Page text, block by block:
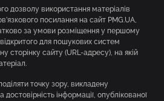
дозволу використання матеріалів
посилання на сайт PMG.UA,
за умови розміщення у першому
для пошукових систем
сторінку сайту (URL-адресу), на якій
точку зору, викладену
інформації, опублікованої